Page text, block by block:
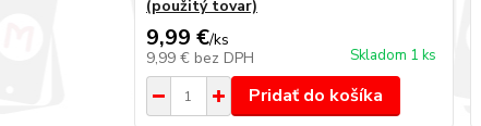
(použitý tovar)
9,99 €/ks
9,99 € bez DPH Skladom 1 ks
Pridať do košíka